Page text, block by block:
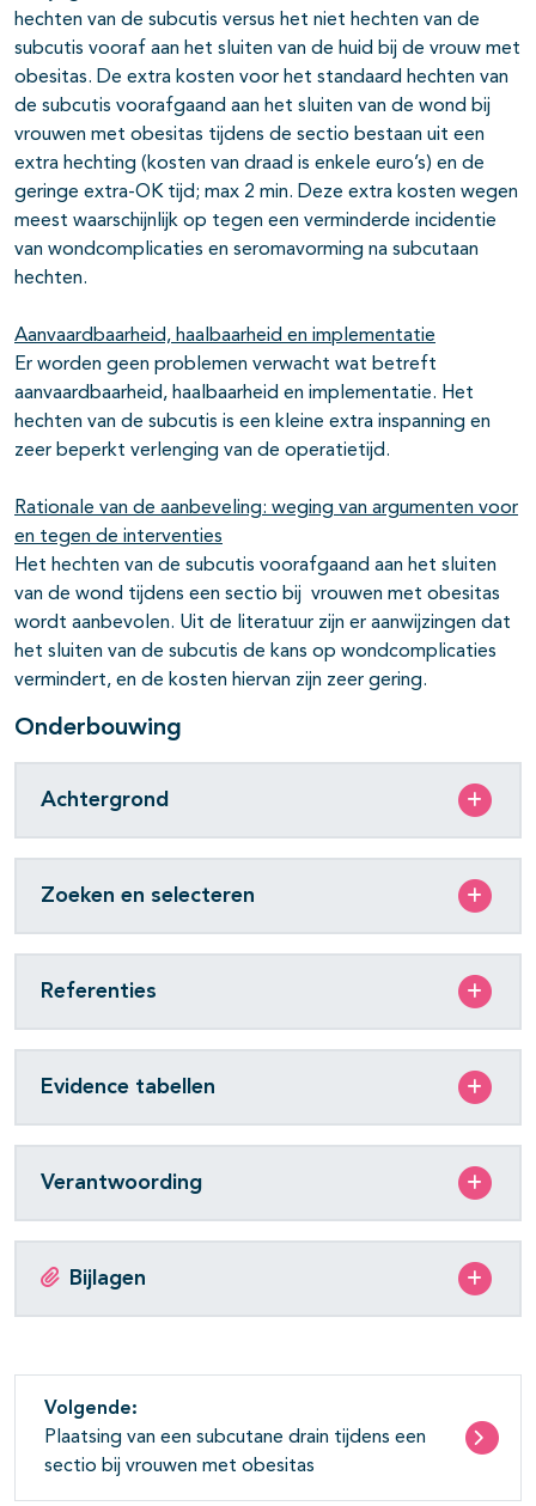
hechten van de subcutis versus het niet hechten van de
subcutis vooraf aan het sluiten van de huid bij de vrouw met
obesitas. De extra kosten voor het standaard hechten van
de subcutis voorafgaand aan het sluiten van de wond bij
vrouwen met obesitas tijdens de sectio bestaan uit een
extra hechting (kosten van draad is enkele euro’s) en de
geringe extra-OK tijd; max 2 min. Deze extra kosten wegen
meest waarschijnlijk op tegen een verminderde incidentie
van wondcomplicaties en seromavorming na subcutaan
hechten.
Aanvaardbaarheid, haalbaarheid en implementatie
Er worden geen problemen verwacht wat betreft
aanvaardbaarheid, haalbaarheid en implementatie. Het
hechten van de subcutis is een kleine extra inspanning en
zeer beperkt verlenging van de operatietijd.
Rationale van de aanbeveling: weging van argumenten voor
en tegen de interventies
Het hechten van de subcutis voorafgaand aan het sluiten
van de wond tijdens een sectio bij vrouwen met obesitas
wordt aanbevolen. Uit de literatuur zijn er aanwijzingen dat
het sluiten van de subcutis de kans op wondcomplicaties
vermindert, en de kosten hiervan zijn zeer gering.
Onderbouwing
Achtergrond
Zoeken en selecteren
Referenties
Evidence tabellen
Verantwoording
Bijlagen
Volgende:
Plaatsing van een subcutane drain tijdens een
sectio bij vrouwen met obesitas